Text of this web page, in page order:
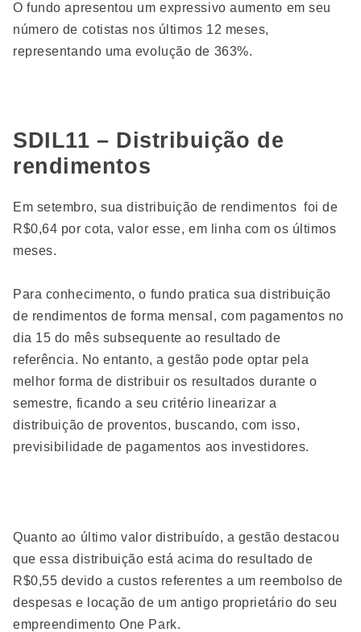
O fundo apresentou um expressivo aumento em seu
número de cotistas nos últimos 12 meses,
representando uma evolução de 363%.
SDIL11 – Distribuição de
rendimentos
Em setembro, sua distribuição de rendimentos foi de
R$0,64 por cota, valor esse, em linha com os últimos
meses.
Para conhecimento, o fundo pratica sua distribuição
de rendimentos de forma mensal, com pagamentos no
dia 15 do mês subsequente ao resultado de
referência. No entanto, a gestão pode optar pela
melhor forma de distribuir os resultados durante o
semestre, ficando a seu critério linearizar a
distribuição de proventos, buscando, com isso,
previsibilidade de pagamentos aos investidores.
Quanto ao último valor distribuído, a gestão destacou
que essa distribuição está acima do resultado de
R$0,55 devido a custos referentes a um reembolso de
despesas e locação de um antigo proprietário do seu
empreendimento One Park.